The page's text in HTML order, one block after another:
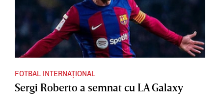
FOTBAL INTERNAȚIONAL
Sergi Roberto a semnat cu LA Galaxy